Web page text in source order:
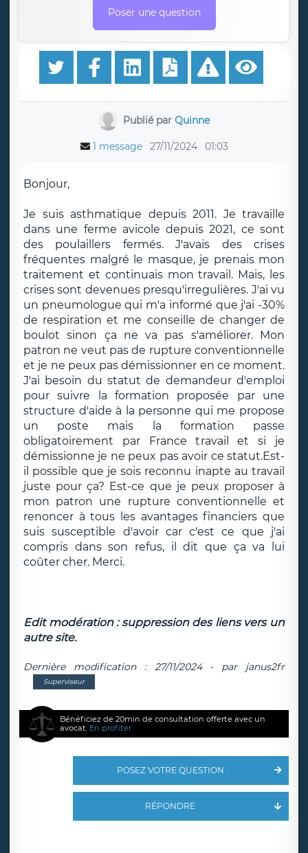
Poser une question
Publié par Quinne
1 message 27/11/2024 01:03
Bonjour,
Je suis asthmatique depuis 2011. Je travaille
dans une ferme avicole depuis 2021, ce sont
des poulaillers fermés. J'avais des crises
fréquentes malgré le masque, je prenais mon
traitement et continuais mon travail. Mais, les
crises sont devenues presqu'irregulières. J'ai vu
un pneumologue qui m'a informé que j'ai -30%
de respiration et me conseille de changer de
boulot sinon ça ne va pas s'améliorer. Mon
patron ne veut pas de rupture conventionnelle
et je ne peux pas démissionner en ce moment.
J'ai besoin du statut de demandeur d'emploi
pour suivre la formation proposée par une
structure d'aide à la personne qui me propose
un poste mais la formation passe
obligatoirement par France travail et si je
démissionne je ne peux pas avoir ce statut.Est-
il possible que je sois reconnu inapte au travail
juste pour ça? Est-ce que je peux proposer à
mon patron une rupture conventionnelle et
renoncer à tous les avantages financiers que
suis susceptible d'avoir car c'est ce que j'ai
compris dans son refus, il dit que ça va lui
coûter cher. Merci.
Edit modération : suppression des liens vers un
autre site.
Dernière modification : 27/11/2024 - par janus2fr
Superviseur
Bénéficiez de 20min de consultation offerte avec un
avocat. En profiter
POSEZ VOTRE QUESTION
RÉPONDRE